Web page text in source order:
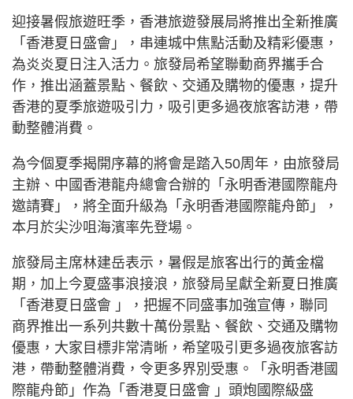
迎接暑假旅遊旺季，香港旅遊發展局將推出全新推廣
「香港夏日盛會」，串連城中焦點活動及精彩優惠，
為炎炎夏日注入活力。旅發局希望聯動商界攜手合
作，推出涵蓋景點、餐飲、交通及購物的優惠，提升
香港的夏季旅遊吸引力，吸引更多過夜旅客訪港，帶
動整體消費。
為今個夏季揭開序幕的將會是踏入50周年，由旅發局
主辦、中國香港龍舟總會合辦的「永明香港國際龍舟
邀請賽」，將全面升級為「永明香港國際龍舟節」，
本月於尖沙咀海濱率先登場。
旅發局主席林建岳表示，暑假是旅客出行的黃金檔
期，加上今夏盛事浪接浪，旅發局呈獻全新夏日推廣
「香港夏日盛會 」，把握不同盛事加強宣傳，聯同
商界推出一系列共數十萬份景點、餐飲、交通及購物
優惠，大家目標非常清晰，希望吸引更多過夜旅客訪
港，帶動整體消費，令更多界別受惠。「永明香港國
際龍舟節」作為「香港夏日盛會 」頭炮國際級盛